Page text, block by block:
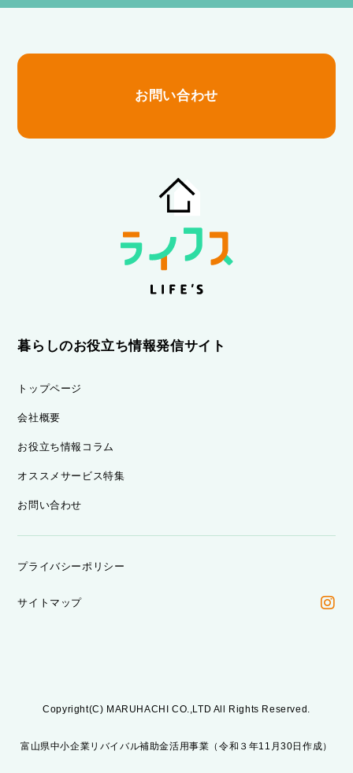
お問い合わせ
暮らしのお役立ち情報発信サイト
トップページ
会社概要
お役立ち情報コラム
オススメサービス特集
お問い合わせ
プライバシーポリシー
サイトマップ
Copyright(C) MARUHACHI CO.,LTD All Rights Reserved.
富山県中小企業リバイバル補助金活用事業（令和３年11月30日作成）